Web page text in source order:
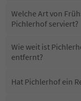
Welche Art von
Pichlerhof serviert?
Wie weit ist
entfernt?
Hat Pichlerhof ein